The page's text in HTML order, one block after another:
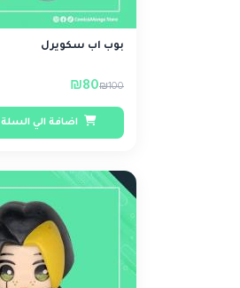
بوب اب سكويرل
₪100
₪80
اضافة الي السلة